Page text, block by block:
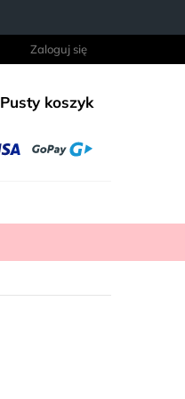
Zaloguj się
Koszyk
Pusty koszyk